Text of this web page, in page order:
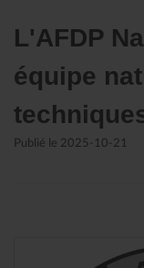
L'AFDP
équipe
Publié le 2025-10-21